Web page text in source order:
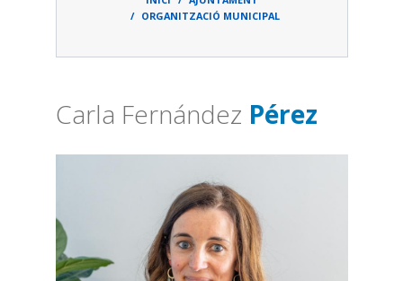
ORGANITZACIÓ MUNICIPAL
Carla Fernández Pérez